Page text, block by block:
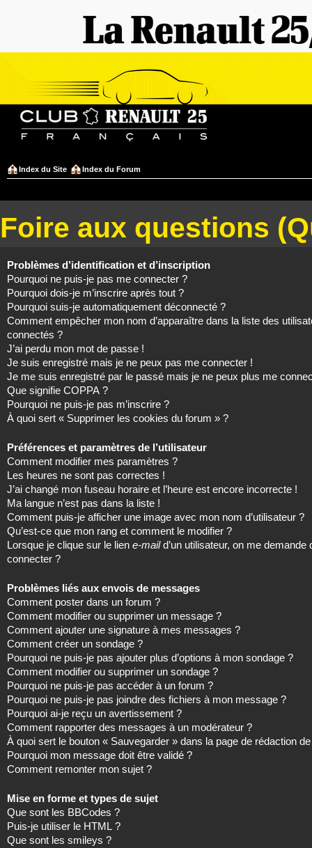
Index du Site Index du Forum
Foire aux questions
Problèmes d’identification et d’inscription
Pourquoi ne puis-je pas me connecter ?
Pourquoi dois-je m’inscrire après tout ?
Pourquoi suis-je automatiquement déconnecté ?
Comment empêcher mon nom d’apparaître dans la liste des
connectés ?
J’ai perdu mon mot de passe !
Je suis enregistré mais je ne peux pas me connecter !
Je me suis enregistré par le passé mais je ne peux plus me
Que signifie COPPA ?
Pourquoi ne puis-je pas m’inscrire ?
À quoi sert « Supprimer les cookies du forum » ?
Préférences et paramètres de l’utilisateur
Comment modifier mes paramètres ?
Les heures ne sont pas correctes !
J’ai changé mon fuseau horaire et l’heure est encore incorrecte !
Ma langue n’est pas dans la liste !
Comment puis-je afficher une image avec mon nom d’utilisateur ?
Qu’est-ce que mon rang et comment le modifier ?
Lorsque je clique sur le lien e-maild’un utilisateur, on me demande
connecter ?
Problèmes liés aux envois de messages
Comment poster dans un forum ?
Comment modifier ou supprimer un message ?
Comment ajouter une signature à mes messages ?
Comment créer un sondage ?
Pourquoi ne puis-je pas ajouter plus d’options à mon sondage ?
Comment modifier ou supprimer un sondage ?
Pourquoi ne puis-je pas accéder à un forum ?
Pourquoi ne puis-je pas joindre des fichiers à mon message ?
Pourquoi ai-je reçu un avertissement ?
Comment rapporter des messages à un modérateur ?
À quoi sert le bouton « Sauvegarder » dans la page de rédaction
Pourquoi mon message doit être validé ?
Comment remonter mon sujet ?
Mise en forme et types de sujet
Que sont les BBCodes ?
Puis-je utiliser le HTML ?
Que sont les smileys ?